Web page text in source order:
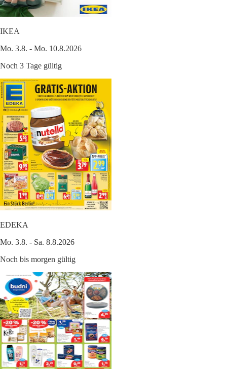
IKEA
Mo. 3.8. - Mo. 10.8.2026
Noch 3 Tage gültig
EDEKA
Mo. 3.8. - Sa. 8.8.2026
Noch bis morgen gültig